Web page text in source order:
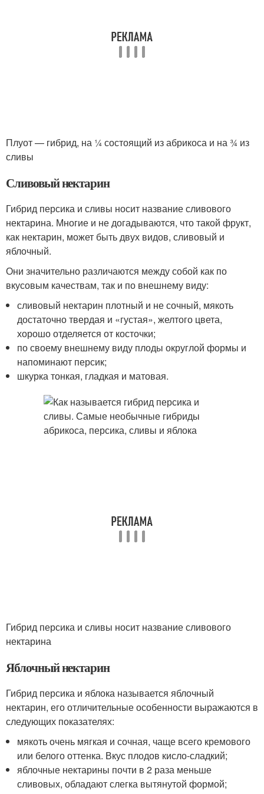
Плуот — гибрид, на ¼ состоящий из абрикоса и на ¾ из
сливы
Сливовый нектарин
Гибрид персика и сливы носит название сливового
нектарина. Многие и не догадываются, что такой фрукт,
как нектарин, может быть двух видов, сливовый и
яблочный.
Они значительно различаются между собой как по
вкусовым качествам, так и по внешнему виду:
сливовый нектарин плотный и не сочный, мякоть
достаточно твердая и «густая», желтого цвета,
хорошо отделяется от косточки;
по своему внешнему виду плоды округлой формы и
напоминают персик;
шкурка тонкая, гладкая и матовая.
Гибрид персика и сливы носит название сливового
нектарина
Яблочный нектарин
Гибрид персика и яблока называется яблочный
нектарин, его отличительные особенности выражаются в
следующих показателях:
мякоть очень мягкая и сочная, чаще всего кремового
или белого оттенка. Вкус плодов кисло-сладкий;
яблочные нектарины почти в 2 раза меньше
сливовых, обладают слегка вытянутой формой;